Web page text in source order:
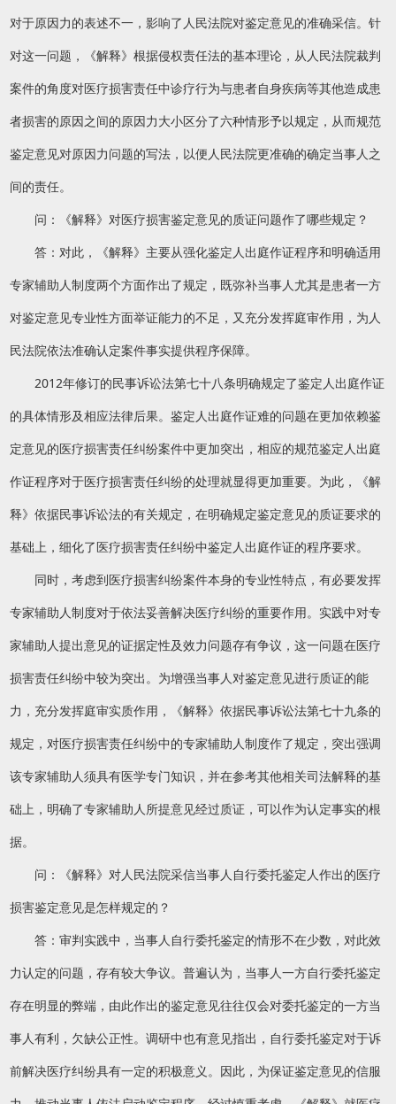
对于原因力的表述不一，影响了人民法院对鉴定意见的准确采信。针
对这一问题，《解释》根据侵权责任法的基本理论，从人民法院裁判
案件的角度对医疗损害责任中诊疗行为与患者自身疾病等其他造成患
者损害的原因之间的原因力大小区分了六种情形予以规定，从而规范
鉴定意见对原因力问题的写法，以便人民法院更准确的确定当事人之
间的责任。
问：《解释》对医疗损害鉴定意见的质证问题作了哪些规定？
答：对此，《解释》主要从强化鉴定人出庭作证程序和明确适用
专家辅助人制度两个方面作出了规定，既弥补当事人尤其是患者一方
对鉴定意见专业性方面举证能力的不足，又充分发挥庭审作用，为人
民法院依法准确认定案件事实提供程序保障。
2012年修订的民事诉讼法第七十八条明确规定了鉴定人出庭作证
的具体情形及相应法律后果。鉴定人出庭作证难的问题在更加依赖鉴
定意见的医疗损害责任纠纷案件中更加突出，相应的规范鉴定人出庭
作证程序对于医疗损害责任纠纷的处理就显得更加重要。为此，《解
释》依据民事诉讼法的有关规定，在明确规定鉴定意见的质证要求的
基础上，细化了医疗损害责任纠纷中鉴定人出庭作证的程序要求。
同时，考虑到医疗损害纠纷案件本身的专业性特点，有必要发挥
专家辅助人制度对于依法妥善解决医疗纠纷的重要作用。实践中对专
家辅助人提出意见的证据定性及效力问题存有争议，这一问题在医疗
损害责任纠纷中较为突出。为增强当事人对鉴定意见进行质证的能
力，充分发挥庭审实质作用，《解释》依据民事诉讼法第七十九条的
规定，对医疗损害责任纠纷中的专家辅助人制度作了规定，突出强调
该专家辅助人须具有医学专门知识，并在参考其他相关司法解释的基
础上，明确了专家辅助人所提意见经过质证，可以作为认定事实的根
据。
问：《解释》对人民法院采信当事人自行委托鉴定人作出的医疗
损害鉴定意见是怎样规定的？
答：审判实践中，当事人自行委托鉴定的情形不在少数，对此效
力认定的问题，存有较大争议。普遍认为，当事人一方自行委托鉴定
存在明显的弊端，由此作出的鉴定意见往往仅会对委托鉴定的一方当
事人有利，欠缺公正性。调研中也有意见指出，自行委托鉴定对于诉
前解决医疗纠纷具有一定的积极意义。因此，为保证鉴定意见的信服